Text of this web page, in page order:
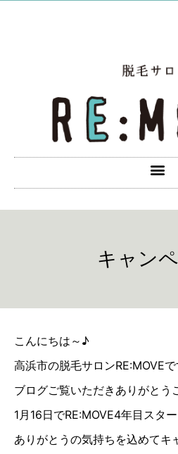
キャン
こんにちは～♪
高浜市の脱毛サロンRE:MOVEで
ブログご覧いただきありがとう
1月16日でRE:MOVE4年目スタ
ありがとうの気持ちを込めてキ